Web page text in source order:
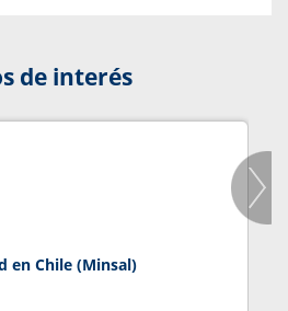
de interés
en Chile (Minsal)